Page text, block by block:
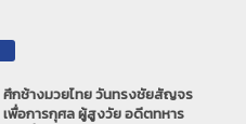
ศึกช้างมวยไทย วันทรงชัยสัญจร
เพื่อการกุศล ผู้สูงวัย อดีตทหาร